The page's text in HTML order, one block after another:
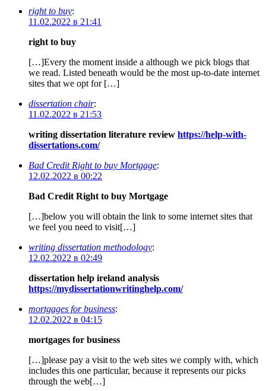
right to buy:
11.02.2022 в 21:41
right to buy
[…]Every the moment inside a although we pick blogs that
we read. Listed beneath would be the most up-to-date internet
sites that we opt for […]
dissertation chair:
11.02.2022 в 21:53
writing dissertation literature review https://help-with-
dissertations.com/
Bad Credit Right to buy Mortgage:
12.02.2022 в 00:22
Bad Credit Right to buy Mortgage
[…]below you will obtain the link to some internet sites that
we feel you need to visit[…]
writing dissertation methodology:
12.02.2022 в 02:49
dissertation help ireland analysis
https://mydissertationwritinghelp.com/
mortgages for business:
12.02.2022 в 04:15
mortgages for business
[…]please pay a visit to the web sites we comply with, which
includes this one particular, because it represents our picks
through the web[…]